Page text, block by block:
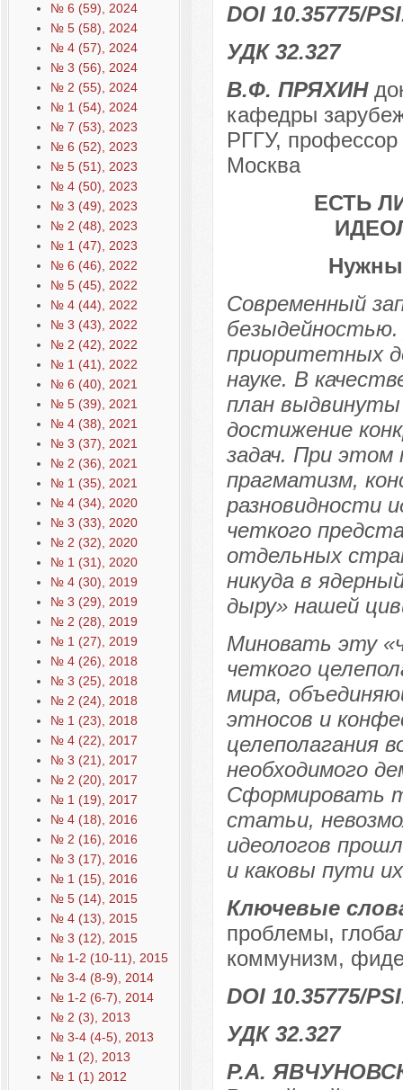
№ 6 (59), 2024
№ 5 (58), 2024
№ 4 (57), 2024
№ 3 (56), 2024
№ 2 (55), 2024
№ 1 (54), 2024
№ 7 (53), 2023
№ 6 (52), 2023
№ 5 (51), 2023
№ 4 (50), 2023
№ 3 (49), 2023
№ 2 (48), 2023
№ 1 (47), 2023
№ 6 (46), 2022
№ 5 (45), 2022
№ 4 (44), 2022
№ 3 (43), 2022
№ 2 (42), 2022
№ 1 (41), 2022
№ 6 (40), 2021
№ 5 (39), 2021
№ 4 (38), 2021
№ 3 (37), 2021
№ 2 (36), 2021
№ 1 (35), 2021
№ 4 (34), 2020
№ 3 (33), 2020
№ 2 (32), 2020
№ 1 (31), 2020
№ 4 (30), 2019
№ 3 (29), 2019
№ 2 (28), 2019
№ 1 (27), 2019
№ 4 (26), 2018
№ 3 (25), 2018
№ 2 (24), 2018
№ 1 (23), 2018
№ 4 (22), 2017
№ 3 (21), 2017
№ 2 (20), 2017
№ 1 (19), 2017
№ 4 (18), 2016
№ 2 (16), 2016
№ 3 (17), 2016
№ 1 (15), 2016
№ 5 (14), 2015
№ 4 (13), 2015
№ 3 (12), 2015
№ 1-2 (10-11), 2015
№ 3-4 (8-9), 2014
№ 1-2 (6-7), 2014
№ 2 (3), 2013
№ 3-4 (4-5), 2013
№ 1 (2), 2013
№ 1 (1) 2012
DOI 10.35775/
УДК 32.327
В.Ф. ПРЯХИН
кафедры
РГГУ,
Москва
ЕСТЬ
Нужны
Современный
безыдейностью.
приоритетных
науке. В
план
достижение
задач. При
прагматизм,
разновидности
четкого
отдельных
никуда в
дыру» нашей
Миновать эту
четкого
мира,
этносов и
целеполагания
необходимого
Сформировать
статьи,
идеологов
и каковы пути
Ключевые
проблемы,
коммунизм,
DOI 10.35775/
УДК 32.327
Р.А.